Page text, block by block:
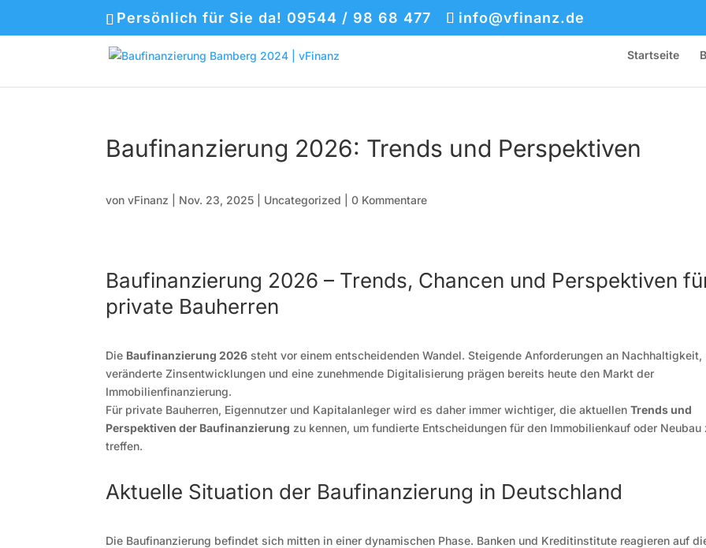
Persönlich für Sie da! 09544 / 98 68 477 info@vfinanz.de
Startseite
Baufinanzierung 2026: Trends und Perspektiven
vonvFinanz Nov. 23, 2025 Uncategorized |0 Kommentare
Baufinanzierung 2026 – Trends, Chancen und Perspektiven
private Bauherren
Die Baufinanzierung 2026 steht vor einem entscheidenden Wandel. Steigende Anforderungen an Nachhaltigkeit,
veränderte Zinsentwicklungen und eine zunehmende Digitalisierung prägen bereits heute den Markt der
Immobilienfinanzierung.
Für private Bauherren, Eigennutzer und Kapitalanleger wird es daher immer wichtiger, die aktuellenTrends und
Perspektiven der Baufinanzierung zu kennen, um fundierte Entscheidungen für den Immobilienkauf oder Neubau
treffen.
Aktuelle Situation der Baufinanzierung in Deutschland
Die Baufinanzierung befindet sich mitten in einer dynamischen Phase. Banken und Kreditinstitute reagieren auf